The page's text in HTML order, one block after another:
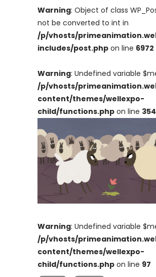
Warning: Object of class
not be converted to int in
/p/vhosts/
includes/post.php on line 6972
Warning: Undefined variable
/p/vhosts/
content/themes/wellexpo-
child/functions.php on line 354
Warning: Undefined variable
/p/vhosts/
content/themes/wellexpo-
child/functions.php on line 97